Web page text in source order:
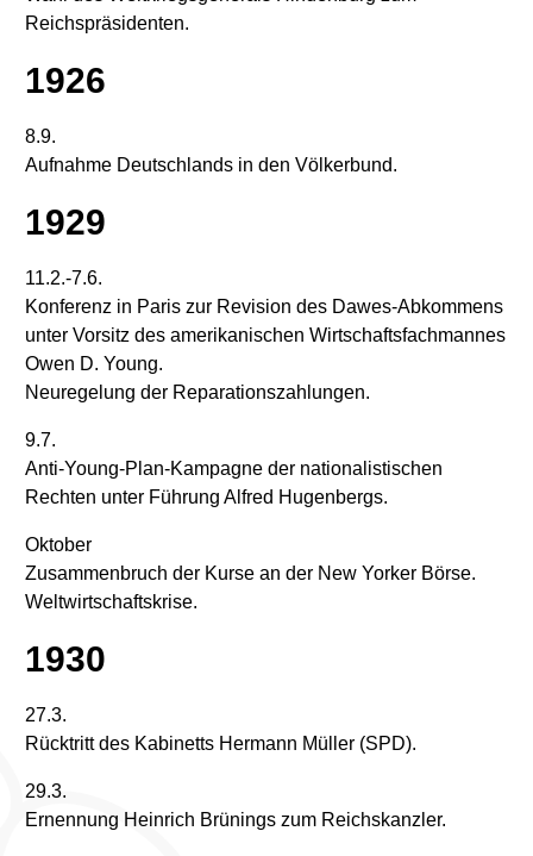
Reichspräsidenten.
1926
8.9.
Aufnahme Deutschlands in den Völkerbund.
1929
11.2.-7.6.
Konferenz in Paris zur Revision des Dawes-Abkommens
unter Vorsitz des amerikanischen Wirtschaftsfachmannes
Owen D. Young.
Neuregelung der Reparationszahlungen.
9.7.
Anti-Young-Plan-Kampagne der nationalistischen
Rechten unter Führung Alfred Hugenbergs.
Oktober
Zusammenbruch der Kurse an der New Yorker Börse.
Weltwirtschaftskrise.
1930
27.3.
Rücktritt des Kabinetts Hermann Müller (SPD).
29.3.
Ernennung Heinrich Brünings zum Reichskanzler.